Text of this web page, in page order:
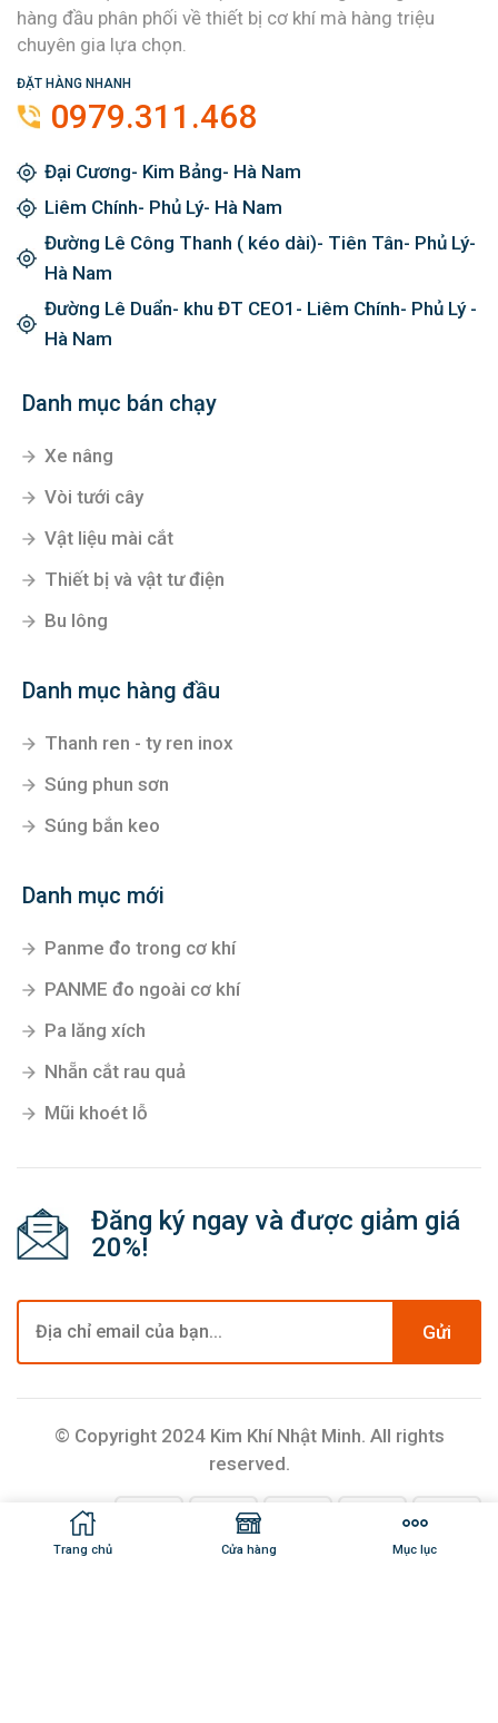
Trang chủ Cửa hàng Mục lục
hàng đầu phân phối về thiết bị cơ khí mà hàng triệu
chuyên gia lựa chọn.
ĐẶT HÀNG NHANH
0979.311.468
Đại Cương- Kim Bảng- Hà Nam
Liêm Chính- Phủ Lý- Hà Nam
Đường Lê Công Thanh ( kéo dài)- Tiên Tân- Phủ Lý-
Hà Nam
Đường Lê Duẩn- khu ĐT CEO1- Liêm Chính- Phủ Lý -
Hà Nam
Danh mục bán chạy
Xe nâng
Vòi tưới cây
Vật liệu mài cắt
Thiết bị và vật tư điện
Bu lông
Danh mục hàng đầu
Thanh ren - ty ren inox
Súng phun sơn
Súng bắn keo
Danh mục mới
Panme đo trong cơ khí
PANME đo ngoài cơ khí
Pa lăng xích
Nhẵn cắt rau quả
Mũi khoét lỗ
Đăng ký ngay và được giảm giá
20%!
Gửi
© Copyright 2024 Kim Khí Nhật Minh. All rights
reserved.